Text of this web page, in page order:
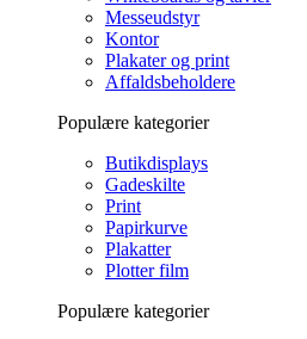
Messeudstyr
Kontor
Plakater og print
Affaldsbeholdere
Populære kategorier
Butikdisplays
Gadeskilte
Print
Papirkurve
Plakatter
Plotter film
Populære kategorier